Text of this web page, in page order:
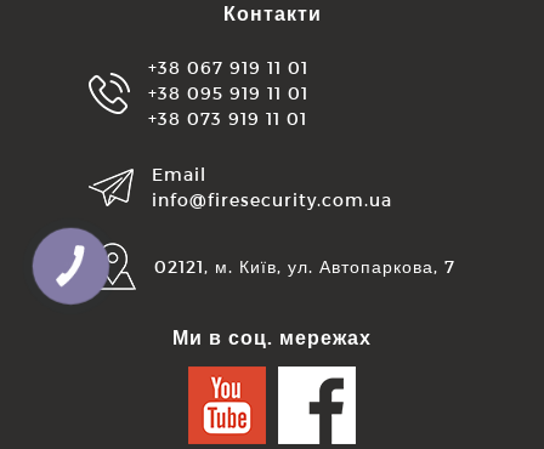
Контакти
+38 067 919 11 01
+38 095 919 11 01
+38 073 919 11 01
Email
info@firesecurity.com.ua
02121, м. Київ, ул. Автопаркова, 7
Ми в соц. мережах
КНОПКА
ЗВ'ЯЗКУ